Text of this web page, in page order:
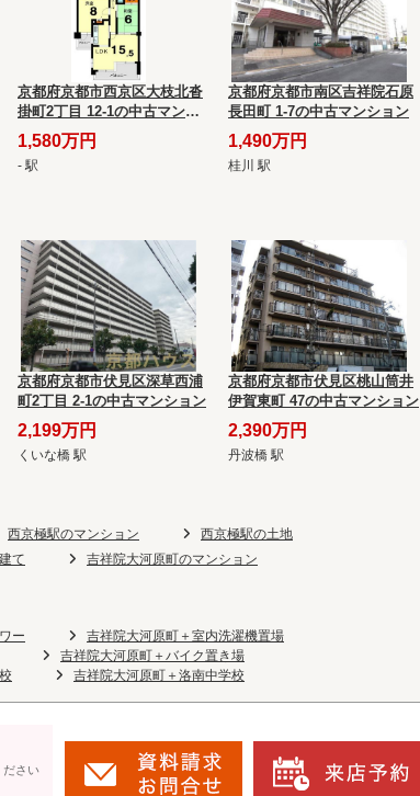
京都府京都市西京区大枝北沓
掛町2丁目 12-1の中古マンシ
ョン
1,580万円
- 駅
京都府京都市南区吉祥院石原
長田町 1-7の中古マンション
1,490万円
桂川 駅
京都府京都市伏見区深草西浦
町2丁目 2-1の中古マンション
2,199万円
くいな橋 駅
京都府京都市伏見区桃山筒井
伊賀東町 47の中古マンション
2,390万円
丹波橋 駅
西京極駅のマンション
西京極駅の土地
て
吉祥院大河原町のマンション
ー
吉祥院大河原町＋室内洗濯機置場
吉祥院大河原町＋バイク置き場
吉祥院大河原町＋洛南中学校
ださい